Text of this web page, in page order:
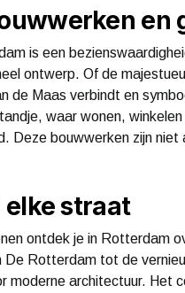
is een
ontwerp. Of de
de Maas verbindt en
waar wonen,
Deze bouwwerken zijn
elke straat
ontdek je in Rotterdam
De Rotterdam tot de
moderne architectuur. Het